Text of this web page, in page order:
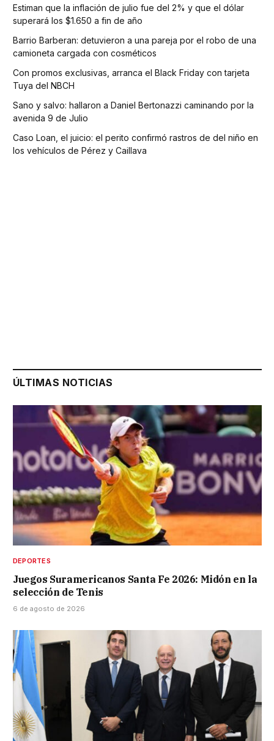
Estiman que la inflación de julio fue del 2% y que el dólar
superará los $1.650 a fin de año
Barrio Barberan: detuvieron a una pareja por el robo de una
camioneta cargada con cosméticos
Con promos exclusivas, arranca el Black Friday con tarjeta
Tuya del NBCH
Sano y salvo: hallaron a Daniel Bertonazzi caminando por la
avenida 9 de Julio
Caso Loan, el juicio: el perito confirmó rastros de del niño en
los vehículos de Pérez y Caillava
ÚLTIMAS NOTICIAS
DEPORTES
Juegos Suramericanos Santa Fe 2026: Midón en la
selección de Tenis
6 de agosto de 2026